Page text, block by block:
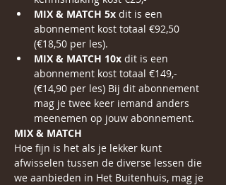
MIX & MATCH 5x dit is een
abonnement kost totaal €92,50
(€18,50 per les).
MIX & MATCH 10x dit is een
abonnement kost totaal €149,-
(€14,90 per les) Bij dit abonnement
mag je twee keer iemand anders
meenemen op jouw abonnement.
MIX & MATCH
Hoe fijn is het als je lekker kunt
afwisselen tussen de diverse lessen die
we aanbieden in Het Buitenhuis, mag je